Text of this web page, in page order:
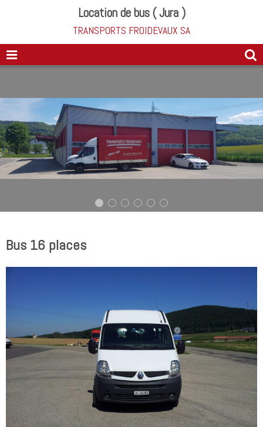
Location de bus ( Jura )
TRANSPORTS FROIDEVAUX SA
Bus 16 places